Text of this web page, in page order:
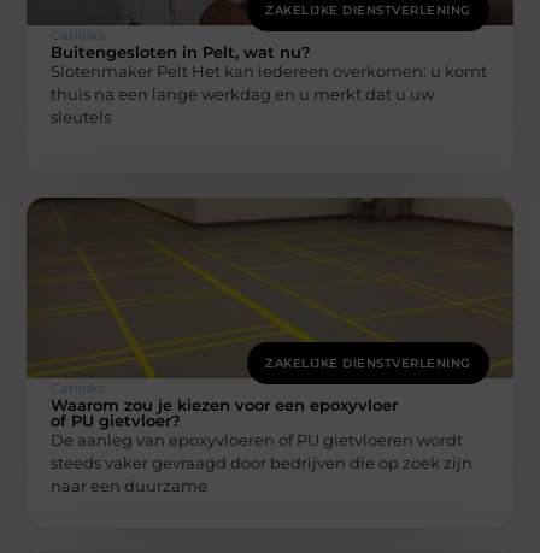
ZAKELIJKE DIENSTVERLENING
Carlinks
Buitengesloten in Pelt, wat nu?
Slotenmaker Pelt Het kan iedereen overkomen: u komt
thuis na een lange werkdag en u merkt dat u uw
sleutels
ZAKELIJKE DIENSTVERLENING
Carlinks
Waarom zou je kiezen voor een epoxyvloer
of PU gietvloer?
De aanleg van epoxyvloeren of PU gietvloeren wordt
steeds vaker gevraagd door bedrijven die op zoek zijn
naar een duurzame